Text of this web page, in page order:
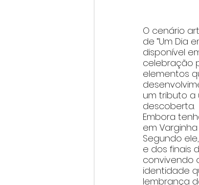
O cenário
de “Um Dia
disponível
celebração
elementos
um tributo
descoberta.
Embora
em
Segundo
e dos finais
convivendo
identidade
lembrança